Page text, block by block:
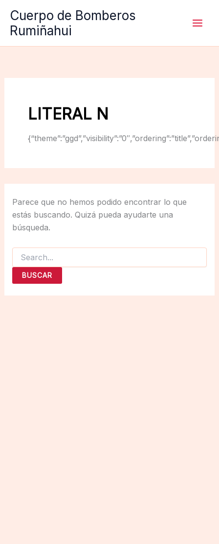
contenido
Cuerpo de Bomberos
Rumiñahui
LITERAL N
Parece que no hemos podido encontrar lo que
estás buscando. Quizá pueda ayudarte una
búsqueda.
Buscar
por: